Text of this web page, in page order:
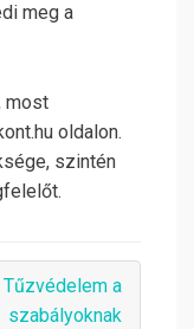
meg a
most
oldalon.
szintén
Tűzvédelem a
szabályoknak